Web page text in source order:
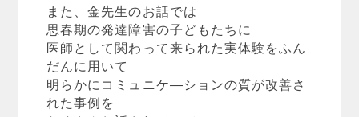
また、金先生のお話では
思春期の発達障害の子どもたちに
医師として関わって来られた実体験をふん
だんに用いて
明らかにコミュニケ―ションの質が改善さ
れた事例を